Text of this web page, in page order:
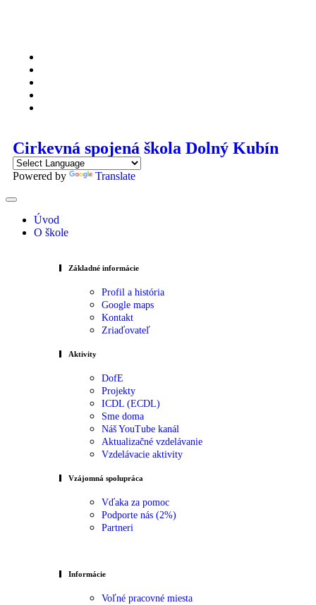
Cirkevná spojená škola Dolný Kubín
Powered by Translate
Úvod
O škole
Základné informácie
Profil a história
Google maps
Kontakt
Zriaďovateľ
Aktivity
DofE
Projekty
ICDL (ECDL)
Sme doma
Náš YouTube kanál
Aktualizačné vzdelávanie
Vzdelávacie aktivity
Vzájomná spolupráca
Vďaka za pomoc
Podporte nás (2%)
Partneri
Informácie
Voľné pracovné miesta